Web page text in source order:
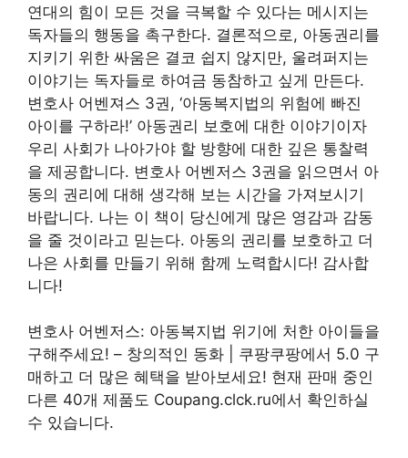
연대의 힘이 모든 것을 극복할 수 있다는 메시지는
독자들의 행동을 촉구한다. 결론적으로, 아동권리를
지키기 위한 싸움은 결코 쉽지 않지만, 울려퍼지는
이야기는 독자들로 하여금 동참하고 싶게 만든다.
변호사 어벤져스 3권, ‘아동복지법의 위험에 빠진
아이를 구하라!’ 아동권리 보호에 대한 이야기이자
우리 사회가 나아가야 할 방향에 대한 깊은 통찰력
을 제공합니다. 변호사 어벤저스 3권을 읽으면서 아
동의 권리에 대해 생각해 보는 시간을 가져보시기
바랍니다. 나는 이 책이 당신에게 많은 영감과 감동
을 줄 것이라고 믿는다. 아동의 권리를 보호하고 더
나은 사회를 만들기 위해 함께 노력합시다! 감사합
니다!
변호사 어벤저스: 아동복지법 위기에 처한 아이들을
구해주세요! – 창의적인 동화 | 쿠팡쿠팡에서 5.0 구
매하고 더 많은 혜택을 받아보세요! 현재 판매 중인
다른 40개 제품도 Coupang.clck.ru에서 확인하실
수 있습니다.